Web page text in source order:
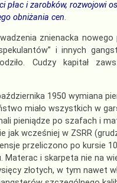
płac i zarobków, rozwojowi
obniżania cen.
znienacka
i innych
Cudzy kapitał
1950 wymiana
miało wszystkich w
pieniądze po szafach i
jak wcześniej w ZSRR
przeliczono po kursie
Materac i skarpeta nie na
złotych, w tym nawet